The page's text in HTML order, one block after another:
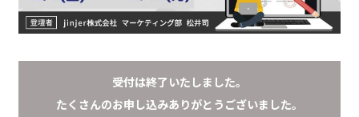
受付は終了いたしました。
たくさんのお申し込みありがとうございました。